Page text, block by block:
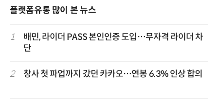
플랫폼유통 많이 본 뉴스
1
배민, 라이더 PASS 본인인증 도입…무자격 라이더 차
단
2 창사 첫 파업까지 갔던 카카오…연봉 6.3% 인상 합의